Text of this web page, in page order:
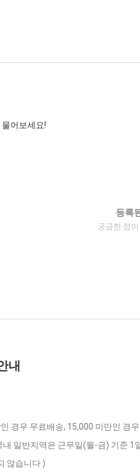
어보세요!
등록
궁금한 점
내
인 경우 무료배송, 15,000 미만인 경
일반지역은 근무일(월-금) 기준
않습니다.)